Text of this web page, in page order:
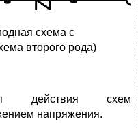
схема с
второго рода)
действия схем
напряжения.